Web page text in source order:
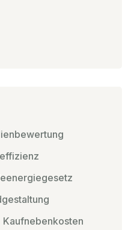
Kaufnebenkosten